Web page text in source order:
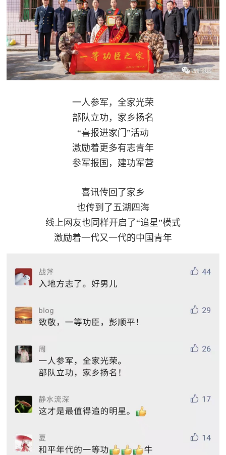
一人参军，全家光荣
部队立功，家乡扬名
“喜报进家门”活动
激励着更多有志青年
参军报国，建功军营
喜讯传回了家乡
也传到了五湖四海
线上网友也同样开启了“追星”模式
激励着一代又一代的中国青年